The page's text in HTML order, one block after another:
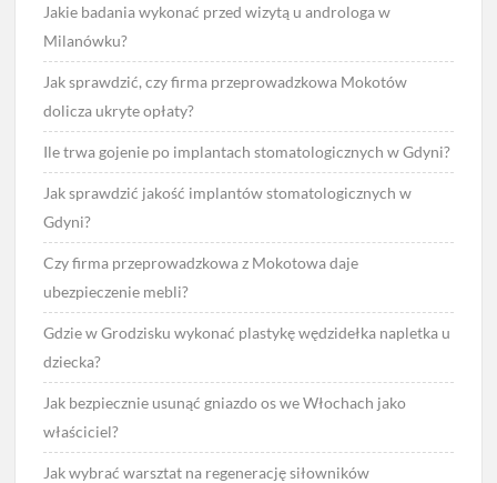
Jakie badania wykonać przed wizytą u androloga w
Milanówku?
Jak sprawdzić, czy firma przeprowadzkowa Mokotów
dolicza ukryte opłaty?
Ile trwa gojenie po implantach stomatologicznych w Gdyni?
Jak sprawdzić jakość implantów stomatologicznych w
Gdyni?
Czy firma przeprowadzkowa z Mokotowa daje
ubezpieczenie mebli?
Gdzie w Grodzisku wykonać plastykę wędzidełka napletka u
dziecka?
Jak bezpiecznie usunąć gniazdo os we Włochach jako
właściciel?
Jak wybrać warsztat na regenerację siłowników